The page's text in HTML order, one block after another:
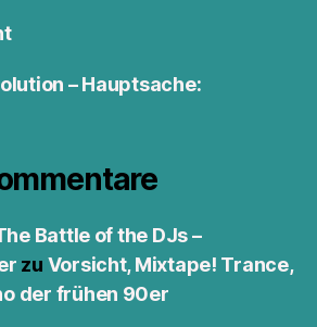
– Hauptsache:
Battle of the DJs –
zu Vorsicht, Mixtape! Trance,
der frühen 90er